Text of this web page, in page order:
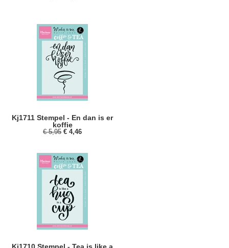
Kj1711 Stempel - En dan is er
koffie
€ 5,95 € 4,46